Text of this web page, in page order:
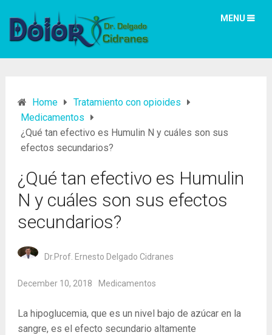
MENU
Home
Tratamiento con opioides
Medicamentos
¿Qué tan efectivo es Humulin N y cuáles son sus
efectos secundarios?
¿Qué tan efectivo es Humulin
N y cuáles son sus efectos
secundarios?
Dr.Prof. Ernesto Delgado Cidranes
December 10, 2018 Medicamentos
La hipoglucemia, que es un nivel bajo de azúcar en la
sangre, es el efecto secundario altamente